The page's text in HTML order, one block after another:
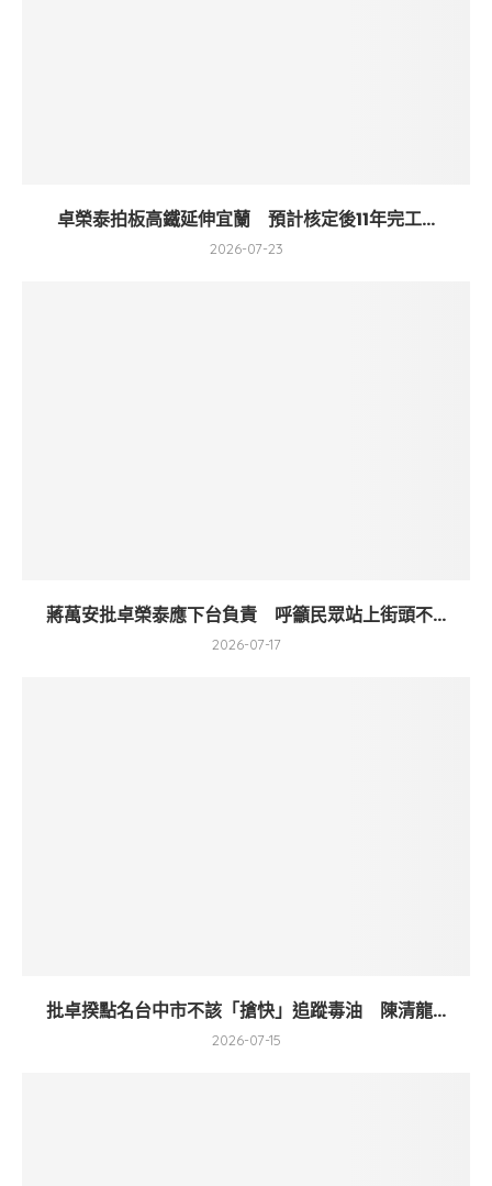
卓榮泰拍板高鐵延伸宜蘭 預計核定後11年完工...
2026-07-23
蔣萬安批卓榮泰應下台負責 呼籲民眾站上街頭不...
2026-07-17
批卓揆點名台中市不該「搶快」追蹤毒油 陳清龍...
2026-07-15